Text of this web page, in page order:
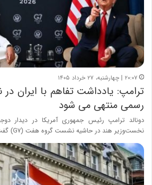
۲۰:۰۷ | چهارشنبه، ۲۷ خرداد ۱۴۰۵
ترامپ: یادداشت تفاهم با ایران در
رسمی منتهی می شود
دونالد ترامپ رئیس جمهوری آمریکا در دیدار
نخست‌وزیر هند در حاشیه نشست گروه هفت (G۷) گفت:…